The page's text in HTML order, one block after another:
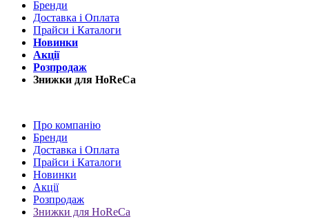
Бренди
Доставка і Оплата
Прайси і Каталоги
Новинки
Акції
Розпродаж
Знижки для HoReCa
Про компанію
Бренди
Доставка і Оплата
Прайси і Каталоги
Новинки
Акції
Розпродаж
Знижки для HoReCa